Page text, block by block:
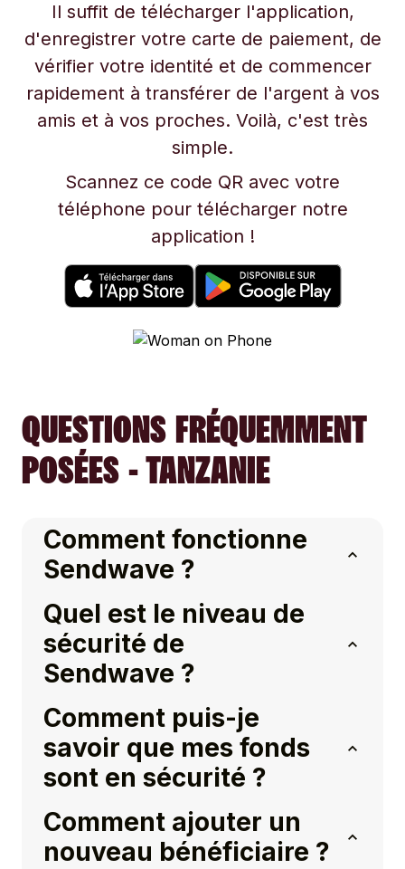
Il suffit de télécharger l'application,
d'enregistrer votre carte de paiement, de
vérifier votre identité et de commencer
rapidement à transférer de l'argent à vos
amis et à vos proches. Voilà, c'est très
simple.
Scannez ce code QR avec votre
téléphone pour télécharger notre
application !
QUESTIONS FRÉQUEMMENT
POSÉES - TANZANIE
Comment fonctionne
Sendwave ?
Quel est le niveau de
sécurité de
Sendwave ?
Comment puis-je
savoir que mes fonds
sont en sécurité ?
Comment ajouter un
nouveau bénéficiaire ?